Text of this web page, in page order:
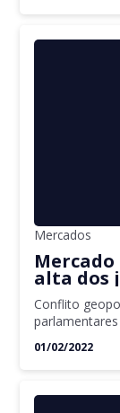
Mercados
alta dos
estão na
Conflito
01/02/2022